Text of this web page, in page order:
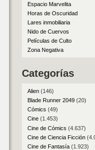
Espacio Marvelita
Horas de Oscuridad
Lares inmobiliaria
Nido de Cuervos
Películas de Culto
Zona Negativa
Categorías
Alien(146)
Blade Runner 2049(20)
Cómics (49)
Cine(1.453)
Cine de Cómics (4.637)
Cine de Ciencia Ficción
Cine de Fantasía(1.923)